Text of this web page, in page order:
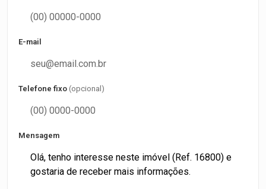
E-mail
Telefone fixo (opcional)
Mensagem